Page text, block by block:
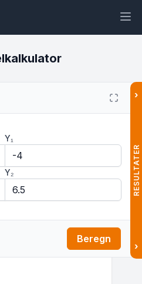
Forhåndsvisning
avstand mellom to punkter Widget
Y₁
Y₂
Beregn
›
RESULTATER
›